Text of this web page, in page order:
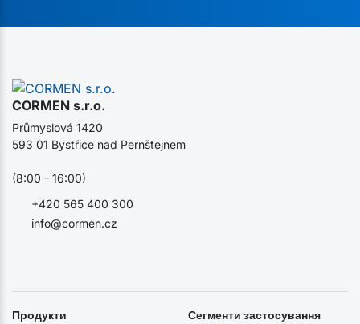
CORMEN s.r.o.
info@cormen.cz
+420 565 400 300
Průmyslová 1420
593 01 Bystřice nad Pernštejnem
(8:00 - 16:00)
Продукти
Сегменти застосування